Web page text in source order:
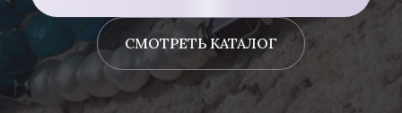
СМОТРЕТЬ КАТАЛОГ